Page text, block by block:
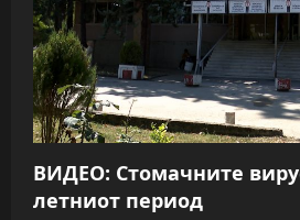
ВИДЕО: Стомачните
летниот период